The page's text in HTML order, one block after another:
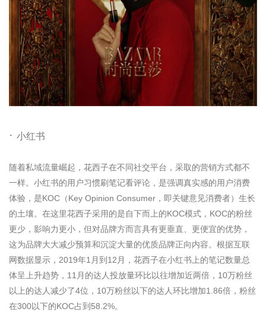
· 小红书
随着私域流量崛起，花西子在不同社交平台，采取的营销方式都不
一样。小红书的用户习惯刷笔记看评论，是强调真实感的用户消费
体验，是KOC（Key Opinion Consumer，即关键意见消费者）生长
的土壤。在这里花西子采用的是自下而上的KOC模式，KOC的粉丝
更少，影响力更小，但对品牌方而言具有更垂直、更便宜的优势，
这为品牌大大减少预算和沉淀大量的优质品牌正向内容。根据互联
网数据显示，2019年1月到12月，花西子在小红书上的笔记数量总
体呈上升趋势，11月的达人投放量环比以往增加近两倍，10万粉丝
以上的达人减少了4位，10万粉丝以下的达人环比增加1.86倍，粉丝
在300以下的KOC占到58.2%。